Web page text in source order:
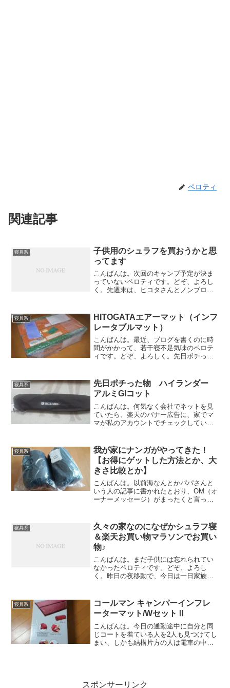
ペロティ
関連記事
寝具系
子供用のシュラフを買おうかと思
ってます
こんばんは。次回のキャンプ予定が決ま
っていないペロティです。どぞ、よろし
く。先週末は、ヒコタさんとノンブロの
のはずだったんですが、寒かったですね
～土曜日の昼間なんかは、雪...
寝具系
HITOGATAエアーマット（インフ
レータブルマット）
こんばんは。最近、ブログを書くのに時
間がかかって、若干寝不足気味のペロテ
ィです。どぞ、よろしく。先日ポチった
マットにしたかというと・・・（って、
引っ張ってるけど）（タイ...
寝具系
先日ポチった物 ハイランダー
アルミGIコット
こんばんは。何気なく会社でネットを見
ていたら、楽天のバナー広告に、家でマ
マが私のアカウントでチェックしていた
たペロティです。どぞ、よろしく。先週
の話になりますが、ポチっ...
寝具系
我が家にナンガがやってきた！
【お得にゲットした方法とか、大
きさ比較とか】
こんばんは。以前海なんとかパパさんと
いう人の記事に書かれたとおり、OM（オ
ーナーメッセージ）がまったくと言って
すかね？ｗ ま、そんな頻繁にもらうも
のでもないと思います...
寝具系
久々の家なのになぜかシュラフ寝
＆楽天お買い物マラソンでお買い
物♪
こんばんは。まだ子供には忘れられてい
なかったペロティです。どぞ、よろし
く。昨日の夜移動で、今日は一日家族と
した。1日だけだと、ちょっとあわただし
いですね。だけど、帰って...
寝具系
コールマン キャンパーインフレ
ーターマット/WセットⅡ
こんばんは。今日の通勤途中に自分と同
じコートを着ている人を2人も見つけてし
まい、しかも結構片方の人は電車の中や
スポンサーリンク